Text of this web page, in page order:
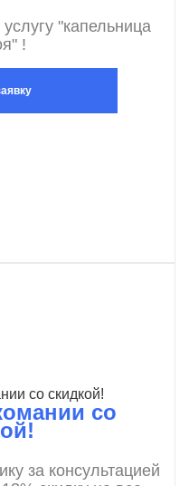
"капельница
!
со
за консультацией